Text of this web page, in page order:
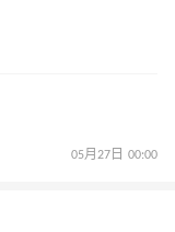
05月27日 00:00